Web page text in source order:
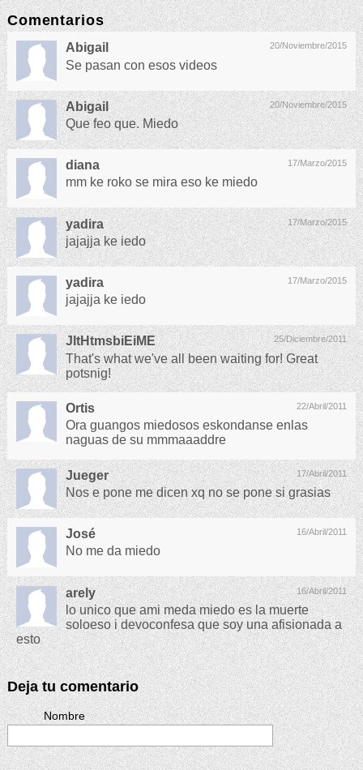
Comentarios
20/Noviembre/2015
Abigail
Se pasan con esos videos
20/Noviembre/2015
Abigail
Que feo que. Miedo
17/Marzo/2015
diana
mm ke roko se mira eso ke miedo
17/Marzo/2015
yadira
jajajja ke iedo
17/Marzo/2015
yadira
jajajja ke iedo
25/Diciembre/2011
JltHtmsbiEiME
That's what we've all been waiting for! Great
potsnig!
22/Abril/2011
Ortis
Ora guangos miedosos eskondanse enlas
naguas de su mmmaaaddre
17/Abril/2011
Jueger
Nos e pone me dicen xq no se pone si grasias
16/Abril/2011
José
No me da miedo
16/Abril/2011
arely
lo unico que ami meda miedo es la muerte
soloeso i devoconfesa que soy una afisionada a
esto
Deja tu comentario
Nombre